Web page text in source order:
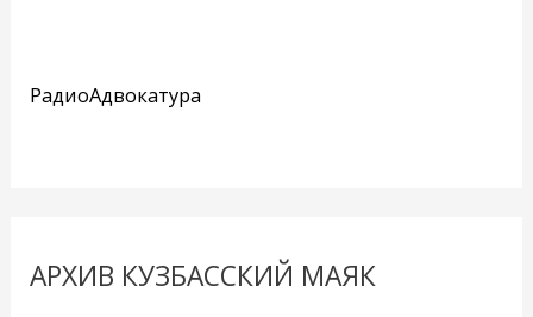
РадиоАдвокатура
АРХИВ КУЗБАССКИЙ МАЯК